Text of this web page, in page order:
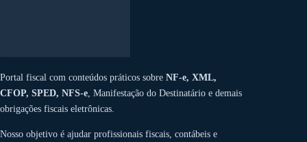
Portal fiscal com conteúdos práticos sobre NF-e, XML,
CFOP, SPED, NFS-e , Manifestação do Destinatário e demais
obrigações fiscais eletrônicas.
Nosso objetivo é ajudar profissionais fiscais, contábeis e